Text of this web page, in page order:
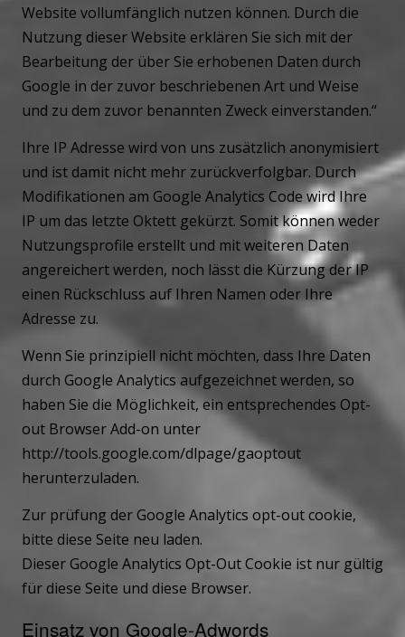
Website vollumfänglich nutzen können. Durch die
Nutzung dieser Website erklären Sie sich mit der
Bearbeitung der über Sie erhobenen Daten durch
Google in der zuvor beschriebenen Art und Weise
und zu dem zuvor benannten Zweck einverstanden.“
Ihre IP Adresse wird von uns zusätzlich anonymisiert
und ist damit nicht mehr zurückverfolgbar. Durch
Modifikationen am Google Analytics Code wird Ihre
IP um das letzte Oktett gekürzt. Somit können weder
Nutzungsprofile erstellt und mit weiteren Daten
angereichert werden, noch lässt die Kürzung der IP
einen Rückschluss auf Ihren Namen oder Ihre
Adresse zu.
Wenn Sie prinzipiell nicht möchten, dass Ihre Daten
durch Google Analytics aufgezeichnet werden, so
haben Sie die Möglichkeit, ein entsprechendes Opt-
out Browser Add-on unter
http://tools.google.com/dlpage/gaoptout
herunterzuladen.
Zur prüfung der Google Analytics opt-out cookie,
bitte diese Seite neu laden.
Dieser Google Analytics Opt-Out Cookie ist nur gültig
für diese Seite und diese Browser.
Einsatz von Google-Adwords